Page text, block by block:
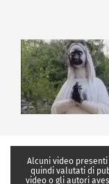
Alcuni video
quindi valutati di
video o gli autori